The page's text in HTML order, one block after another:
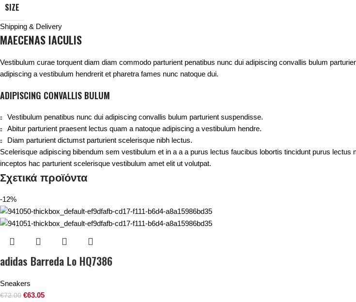
SIZE
Shipping & Delivery
MAECENAS IACULIS
Vestibulum curae torquent diam diam commodo parturient penatibus nunc dui adipiscing convallis bulum
adipiscing a vestibulum hendrerit et pharetra fames nunc natoque dui.
ADIPISCING CONVALLIS BULUM
Vestibulum penatibus nunc dui adipiscing convallis bulum parturient suspendisse.
Abitur parturient praesent lectus quam a natoque adipiscing a vestibulum hendre.
Diam parturient dictumst parturient scelerisque nibh lectus.
Scelerisque adipiscing bibendum sem vestibulum et in a a a purus lectus faucibus lobortis tincidunt purus
inceptos hac parturient scelerisque vestibulum amet elit ut volutpat.
Σχετικά προϊόντα
-12%
adidas Barreda Lo HQ7386
Sneakers
€72.00 €63.05